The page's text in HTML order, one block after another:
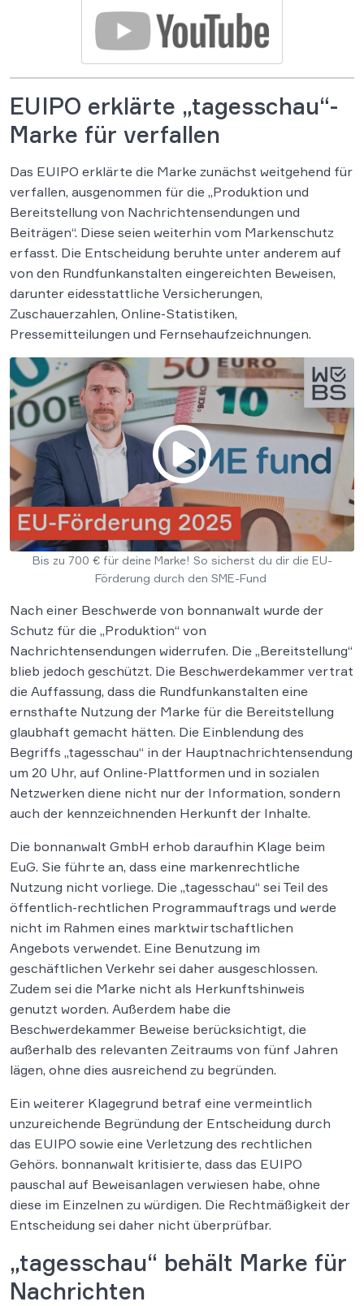
EUIPO erklärte „tagesschau“-
Marke für verfallen
Das EUIPO erklärte die Marke zunächst weitgehend für
verfallen, ausgenommen für die „Produktion und
Bereitstellung von Nachrichtensendungen und
Beiträgen“. Diese seien weiterhin vom Markenschutz
erfasst. Die Entscheidung beruhte unter anderem auf
von den Rundfunkanstalten eingereichten Beweisen,
darunter eidesstattliche Versicherungen,
Zuschauerzahlen, Online-Statistiken,
Pressemitteilungen und Fernsehaufzeichnungen.
Bis zu 700 € für deine Marke! So sicherst du dir die EU-
Förderung durch den SME-Fund
Nach einer Beschwerde von bonnanwalt wurde der
Schutz für die „Produktion“ von
Nachrichtensendungen widerrufen. Die „Bereitstellung“
blieb jedoch geschützt. Die Beschwerdekammer vertrat
die Auffassung, dass die Rundfunkanstalten eine
ernsthafte Nutzung der Marke für die Bereitstellung
glaubhaft gemacht hätten. Die Einblendung des
Begriffs „tagesschau“ in der Hauptnachrichtensendung
um 20 Uhr, auf Online-Plattformen und in sozialen
Netzwerken diene nicht nur der Information, sondern
auch der kennzeichnenden Herkunft der Inhalte.
Die bonnanwalt GmbH erhob daraufhin Klage beim
EuG. Sie führte an, dass eine markenrechtliche
Nutzung nicht vorliege. Die „tagesschau“ sei Teil des
öffentlich-rechtlichen Programmauftrags und werde
nicht im Rahmen eines marktwirtschaftlichen
Angebots verwendet. Eine Benutzung im
geschäftlichen Verkehr sei daher ausgeschlossen.
Zudem sei die Marke nicht als Herkunftshinweis
genutzt worden. Außerdem habe die
Beschwerdekammer Beweise berücksichtigt, die
außerhalb des relevanten Zeitraums von fünf Jahren
lägen, ohne dies ausreichend zu begründen.
Ein weiterer Klagegrund betraf eine vermeintlich
unzureichende Begründung der Entscheidung durch
das EUIPO sowie eine Verletzung des rechtlichen
Gehörs. bonnanwalt kritisierte, dass das EUIPO
pauschal auf Beweisanlagen verwiesen habe, ohne
diese im Einzelnen zu würdigen. Die Rechtmäßigkeit der
Entscheidung sei daher nicht überprüfbar.
„tagesschau“ behält Marke für
Nachrichten